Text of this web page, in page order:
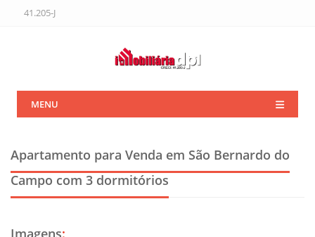
41.205-J
MENU
Apartamento para Venda em São Bernardo do
Campo com 3 dormitórios
Imagens: